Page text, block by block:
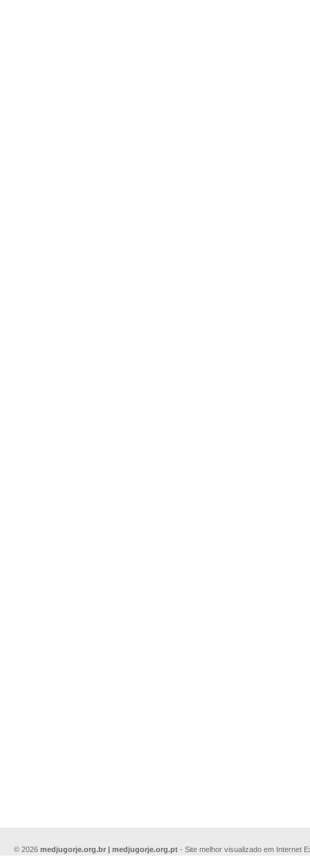
© 2026 medjugorje.org.br | medjugorje.org.pt - Site melhor visualizado em Internet